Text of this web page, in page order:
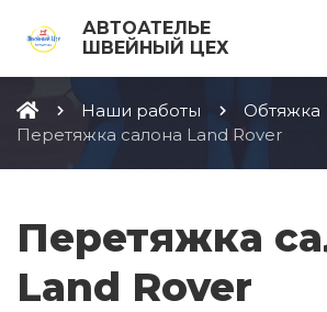
АВТОАТЕЛЬЕ
ШВЕЙНЫЙ ЦЕХ
Наши работы Обтяжка
Перетяжка салона Land Rover
Перетяжка
Land Rover